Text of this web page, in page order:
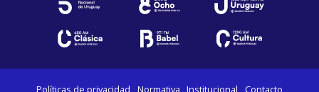
Políticas de privacidad Normativa Institucional Contacto